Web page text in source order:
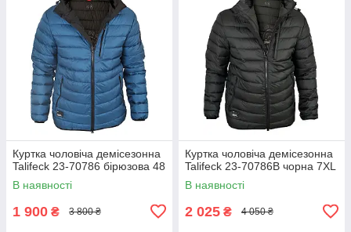
Куртка чоловіча демісезонна
Talifeck 23-70786 бірюзова 48
В наявності
1 900 ₴ 3 800 ₴
Куртка чоловіча демісезонна
Talifeck 23-70786B чорна 7XL
В наявності
2 025 ₴ 4 050 ₴